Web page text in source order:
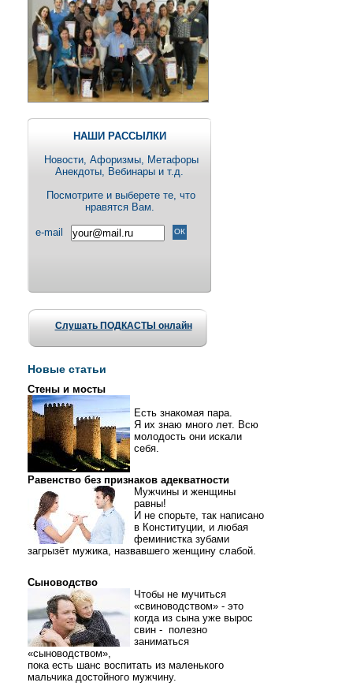
НАШИ РАССЫЛКИ
Новости, Aфоризмы, Метафоры
Анекдоты, Вебинары и т.д.
Посмотрите и выберете те, что
нравятся Вам.
e-mail
Слушать ПОДКАСТЫ онлайн
Новые статьи
Стены и мосты
Есть знакомая пара.
Я их знаю много лет. Всю
молодость они искали
себя.
Равенство без признаков адекватности
Мужчины и женщины
равны!
И не спорьте, так написано
в Конституции, и любая
феминистка зубами
загрызёт мужика, назвавшего женщину слабой.
Сыноводство
Чтобы не мучиться
«свиноводством» - это
когда из сына уже вырос
свин - полезно
заниматься
«сыноводством»,
пока есть шанс воспитать из маленького
мальчика достойного мужчину.